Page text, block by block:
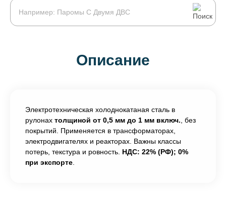
Описание
Электротехническая холоднокатаная сталь в
рулонах толщиной от 0,5 мм до 1 мм включ. , без
покрытий. Применяется в трансформаторах,
электродвигателях и реакторах. Важны классы
потерь, текстура и ровность. НДС: 22% (РФ); 0%
при экспорте